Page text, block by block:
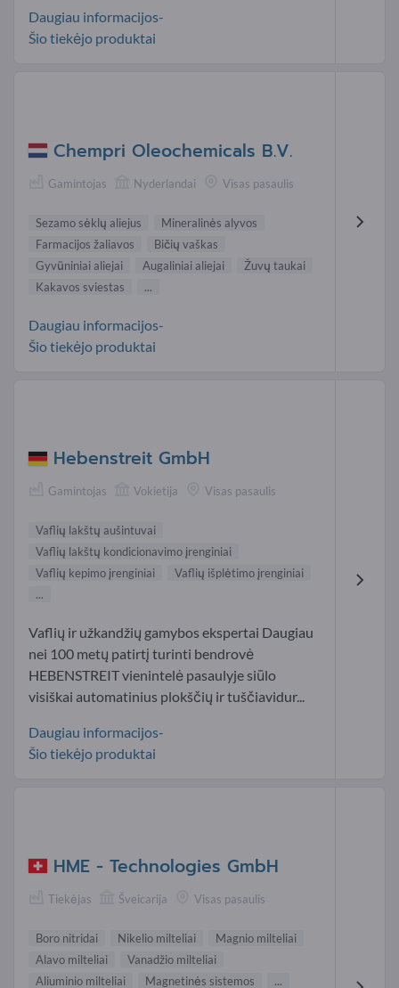
Daugiau informacijos-
Šio tiekėjo produktai
Chempri Oleochemicals B.V.
Gamintojas Nyderlandai Visas pasaulis
Sezamo sėklų aliejus
Mineralinės alyvos
Farmacijos žaliavos
Bičių vaškas
Gyvūniniai aliejai
Augaliniai aliejai
Žuvų taukai
Kakavos sviestas
...
Daugiau informacijos-
Šio tiekėjo produktai
Hebenstreit GmbH
Gamintojas Vokietija Visas pasaulis
Vaflių lakštų aušintuvai
Vaflių lakštų kondicionavimo įrenginiai
Vaflių kepimo įrenginiai
Vaflių išplėtimo įrenginiai
...
Vaflių ir užkandžių gamybos ekspertai Daugiau
nei 100 metų patirtį turinti bendrovė
HEBENSTREIT vienintelė pasaulyje siūlo
visiškai automatinius plokščių ir tuščiavidur...
Daugiau informacijos-
Šio tiekėjo produktai
HME - Technologies GmbH
Tiekėjas Šveicarija Visas pasaulis
Boro nitridai Nikelio milteliai
Magnio milteliai
Alavo milteliai
Vanadžio milteliai
Aliuminio milteliai
Magnetinės sistemos ...